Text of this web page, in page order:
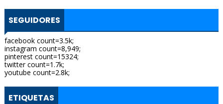
SEGUIDORES
facebook count=3.5k;
instagram count=8,949;
pinterest count=15324;
twitter count=1.7k;
youtube count=2.8k;
ETIQUETAS